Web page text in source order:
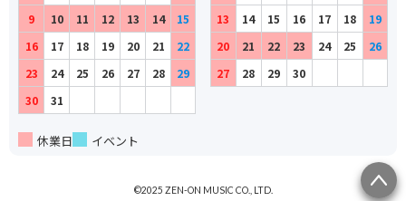
9
10 11 12 13 14
15
16
17 18 19 20 21
22
23
24 25 26 27 28
29
30
31
13
14 15 16 17 18
19
20
21 22 23 24 25
26
27
28 29 30
休業日 イベント
©2025 ZEN-ON MUSIC CO., LTD.